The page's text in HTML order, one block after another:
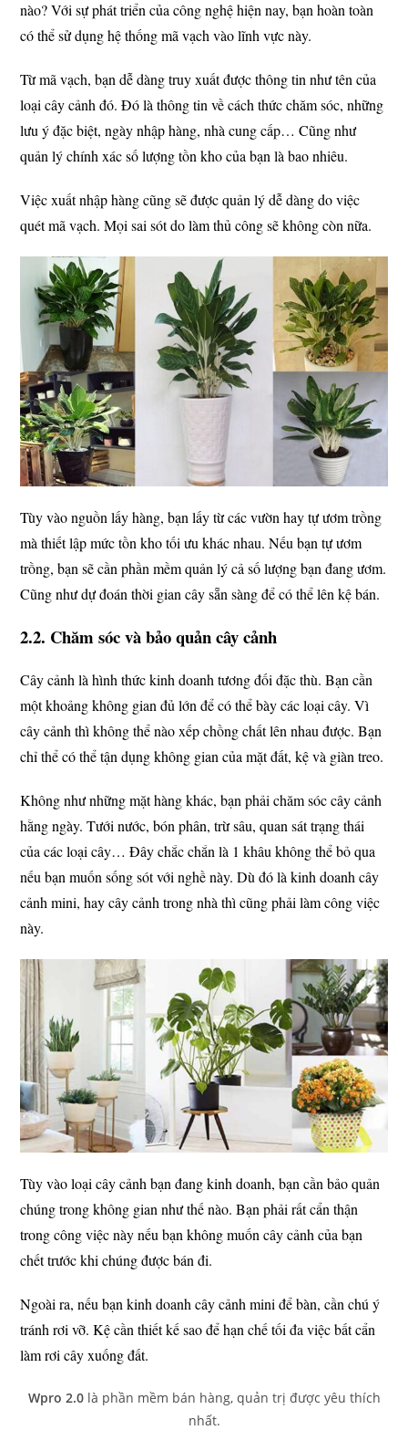
nào? Với sự phát triển của công nghệ hiện nay, bạn hoàn toàn
có thể sử dụng hệ thống mã vạch vào lĩnh vực này.
Từ mã vạch, bạn dễ dàng truy xuất được thông tin như tên của
loại cây cảnh đó. Đó là thông tin về cách thức chăm sóc, những
lưu ý đặc biệt, ngày nhập hàng, nhà cung cấp… Cũng như
quản lý chính xác số lượng tồn kho của bạn là bao nhiêu.
Việc xuất nhập hàng cũng sẽ được quản lý dễ dàng do việc
quét mã vạch. Mọi sai sót do làm thủ công sẽ không còn nữa.
Tùy vào nguồn lấy hàng, bạn lấy từ các vườn hay tự ươm trồng
mà thiết lập mức tồn kho tối ưu khác nhau. Nếu bạn tự ươm
trồng, bạn sẽ cần phần mềm quản lý cả số lượng bạn đang ươm.
Cũng như dự đoán thời gian cây sẵn sàng để có thể lên kệ bán.
2.2. Chăm sóc và bảo quản cây cảnh
Cây cảnh là hình thức kinh doanh tương đối đặc thù. Bạn cần
một khoảng không gian đủ lớn để có thể bày các loại cây. Vì
cây cảnh thì không thể nào xếp chồng chất lên nhau được. Bạn
chỉ thể có thể tận dụng không gian của mặt đất, kệ và giàn treo.
Không như những mặt hàng khác, bạn phải chăm sóc cây cảnh
hằng ngày. Tưới nước, bón phân, trừ sâu, quan sát trạng thái
của các loại cây… Đây chắc chắn là 1 khâu không thể bỏ qua
nếu bạn muốn sống sót với nghề này. Dù đó là kinh doanh cây
cảnh mini, hay cây cảnh trong nhà thì cũng phải làm công việc
này.
Tùy vào loại cây cảnh bạn đang kinh doanh, bạn cần bảo quản
chúng trong không gian như thế nào. Bạn phải rất cẩn thận
trong công việc này nếu bạn không muốn cây cảnh của bạn
chết trước khi chúng được bán đi.
Ngoài ra, nếu bạn kinh doanh cây cảnh mini để bàn, cần chú ý
tránh rơi vỡ. Kệ cần thiết kế sao để hạn chế tối đa việc bất cẩn
làm rơi cây xuống đất.
Wpro 2.0là phần mềm bán hàng, quản trị được yêu thích
nhất.